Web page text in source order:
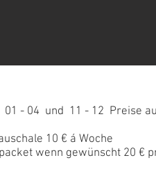
11 - 12 Preise auf
10 € á Woche
20 € pro